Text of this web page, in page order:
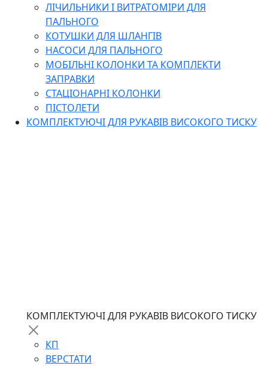
ЛІЧИЛЬНИКИ І ВИТРАТОМІРИ ДЛЯ
ПАЛЬНОГО
КОТУШКИ ДЛЯ ШЛАНГІВ
НАСОСИ ДЛЯ ПАЛЬНОГО
МОБІЛЬНІ КОЛОНКИ ТА КОМПЛЕКТИ
ЗАПРАВКИ
СТАЦІОНАРНІ КОЛОНКИ
ПІСТОЛЕТИ
КОМПЛЕКТУЮЧІ ДЛЯ РУКАВІВ ВИСОКОГО ТИСКУ
КОМПЛЕКТУЮЧІ ДЛЯ РУКАВІВ ВИСОКОГО ТИСКУ
КП
ВЕРСТАТИ